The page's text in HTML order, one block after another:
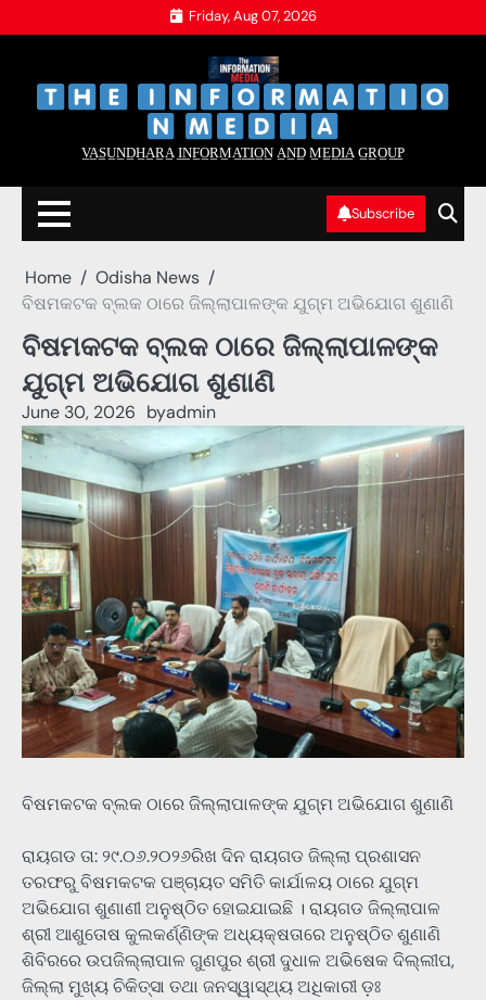
to
Friday, Aug 07, 2026
V̲A̲S̲U̲N̲D̲H̲A̲R̲A̲ I̲N̲F̲O̲R̲M̲A̲T̲I̲O̲N̲ A̲N̲D̲ M̲E̲D̲I̲A̲ G̲R̲O̲U̲P̲
Subscribe
Home
Odisha News
ବିଷମକଟକ ବ୍ଲକ ଠାରେ ଜିଲ୍ଲାପାଳଙ୍କ ଯୁଗ୍ମ ଅଭିଯୋଗ ଶୁଣାଣି
ବିଷମକଟକ ବ୍ଲକ ଠାରେ ଜିଲ୍ଲାପାଳଙ୍କ
ଯୁଗ୍ମ ଅଭିଯୋଗ ଶୁଣାଣି
June 30, 2026 byadmin
ବିଷମକଟକ ବ୍ଲକ ଠାରେ ଜିଲ୍ଲାପାଳଙ୍କ ଯୁଗ୍ମ ଅଭିଯୋଗ ଶୁଣାଣି
ରାୟଗଡ ତା: ୨୯.୦୬.୨୦୨୬ରିଖ ଦିନ ରାୟଗଡ ଜିଲ୍ଲା ପ୍ରଶାସନ
ତରଫରୁ ବିଷମକଟକ ପଞ୍ଚାୟତ ସମିତି କାର୍ଯାଳୟ ଠାରେ ଯୁଗ୍ମ
ଅଭିଯୋଗ ଶୁଣାଣୀ ଅନୁଷ୍ଠିତ ହୋଇଯାଇଛି । ରାୟଗଡ ଜିଲ୍ଲାପାଳ
ଶ୍ରୀ ଆଶୁତୋଷ କୁଲକର୍ଣ୍ଣିଙ୍କ ଅଧ୍ୟକ୍ଷତାରେ ଅନୁଷ୍ଠିତ ଶୁଣାଣି
ଶିବିରରେ ଉପଜିଲ୍ଲାପାଳ ଗୁଣପୁର ଶ୍ରୀ ଦୁଧାଳ ଅଭିଷେକ ଦିଲ୍ଲୀପ,
ଜିଲ୍ଲା ମୁଖ୍ୟ ଚିକିତ୍ସା ତଥା ଜନସ୍ୱାସ୍ଥ୍ୟ ଅଧିକାରୀ ଡ଼ଃ